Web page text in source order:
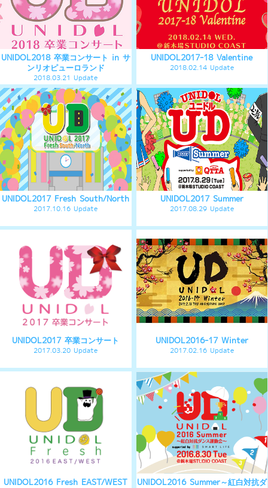
UNIDOL2017 卒業コンサート
2017.03.20 Update
UNIDOL2016-17 Winter
UNIDOL2016 Fresh EAST/WEST
2016.10.20 Update
UNIDOL2016 Summer～紅白対抗ダ
ンス運動会～
2016.08.30 Update
UNIDOL2016 卒業コンサート
2016.03.27 Update
UNIDOL2015-2016 Winter
2016.02.15 Update
2015.10.13 Update
UNIDOL2015 Summer
2015.08.28 Update